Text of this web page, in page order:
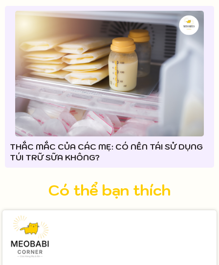
THẮC MẮC CỦA CÁC MẸ: CÓ NÊN TÁI SỬ DỤNG
TÚI TRỮ SỮA KHÔNG?
Có thể bạn thích